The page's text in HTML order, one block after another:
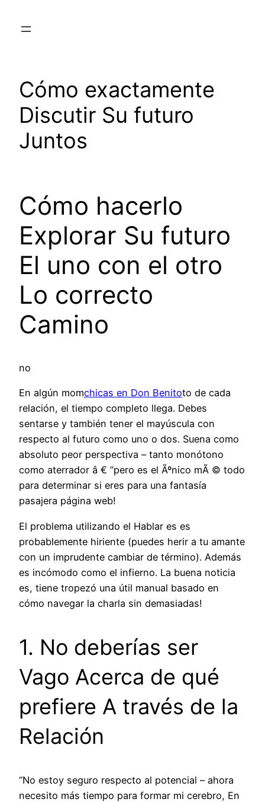
Cómo exactamente
Discutir Su futuro
Juntos
Cómo hacerlo
Explorar Su futuro
El uno con el otro
Lo correcto
Camino
no
En algún momchicas en Don Benitoto de cada
relación, el tiempo completo llega. Debes
sentarse y también tener el mayúscula con
respecto al futuro como uno o dos. Suena como
absoluto peor perspectiva – tanto monótono
como aterrador â € ”pero es el Ãºnico mÃ © todo
para determinar si eres para una fantasía
pasajera página web!
El problema utilizando el Hablar es es
probablemente hiriente (puedes herir a tu amante
con un imprudente cambiar de término). Además
es incómodo como el infierno. La buena noticia
es, tiene tropezó una útil manual basado en
cómo navegar la charla sin demasiadas!
1. No deberías ser
Vago Acerca de qué
prefiere A través de la
Relación
“No estoy seguro respecto al potencial – ahora
necesito más tiempo para formar mi cerebro, En